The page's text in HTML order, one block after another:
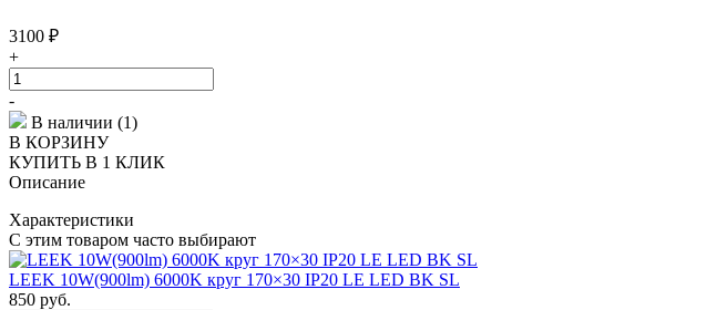
3100 ₽
+
-
В наличии (1)
В КОРЗИНУ
КУПИТЬ В 1 КЛИК
Описание
Характеристики
С этим товаром часто выбирают
LEEK 10W(900lm) 6000K круг 170×30 IP20 LE LED BK SL
850 руб.